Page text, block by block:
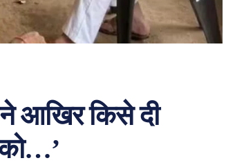
ने आखिर किसे दी
को…’